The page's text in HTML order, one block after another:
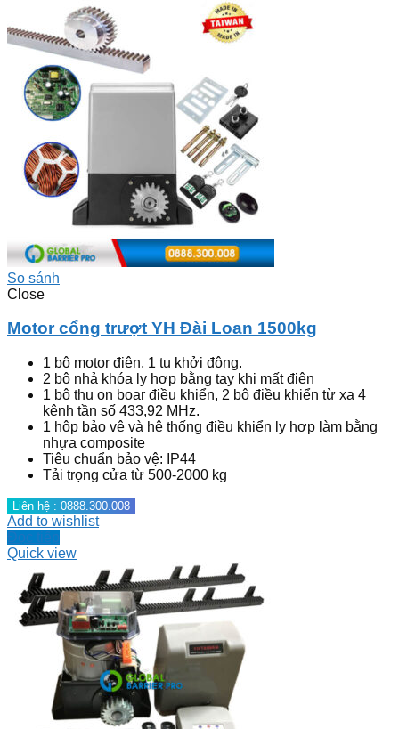
So sánh
Close
Motor cổng trượt YH Đài Loan 1500kg
1 bộ motor điện, 1 tụ khởi động.
2 bộ nhả khóa ly hợp bằng tay khi mất điện
1 bộ thu on boar điều khiển, 2 bộ điều khiển từ xa 4
kênh tần số 433,92 MHz.
1 hộp bảo vệ và hệ thống điều khiển ly hợp làm bằng
nhựa composite
Tiêu chuẩn bảo vệ: IP44
Tải trọng cửa từ 500-2000 kg
Liên hệ : 0888.300.008
Add to wishlist
Đọc tiếp
Quick view